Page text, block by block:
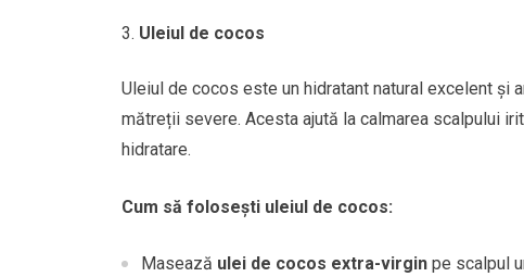
Uleiul de cocos
Uleiul de cocos este un hidratant natural excelent și
mătreții severe. Acesta ajută la calmarea scalpului
hidratare.
Cum să folosești uleiul de cocos:
Masează ulei de cocos extra-virgin pe scalpul